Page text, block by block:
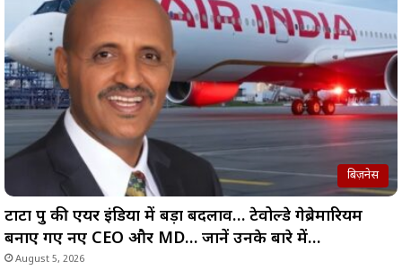
बिज़नेस
टाटा ग्रुप की एयर इंडिया में बड़ा बदलाव… टेवोल्डे गेब्रेमारियम
बनाए गए नए CEO और MD… जानें उनके बारे में…
August 5, 2026